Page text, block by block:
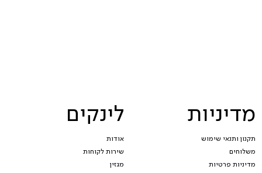
מדיניות
תקנון ותנאי שימוש
משלוחים
מדיניות פרטיות
לינקים
אודות
שירות לקוחות
מגזין